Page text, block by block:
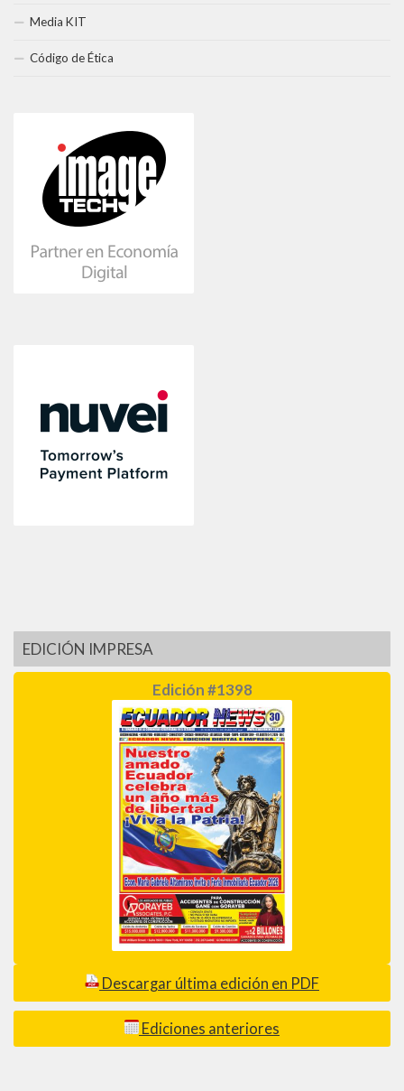
Media KIT
Código de Ética
EDICIÓN IMPRESA
Edición #1398
Descargar última edición en PDF
Ediciones anteriores